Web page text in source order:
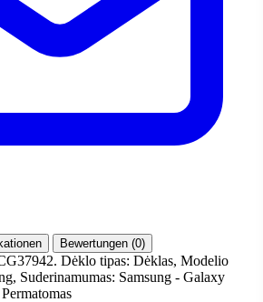
Bewertungen (0)
Dėklo tipas: Dėklas, Modelio
Suderinamumas: Samsung - Galaxy